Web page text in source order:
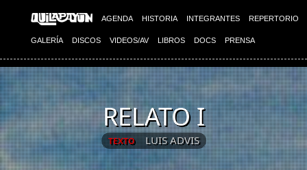
AGENDA HISTORIA INTEGRANTES REPERTORIO
GALERÍA DISCOS VIDEOS/AV LIBROS DOCS PRENSA
RELATO I
TEXTO LUIS ADVIS